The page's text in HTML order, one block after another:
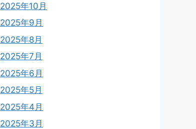
2025年10月
2025年9月
2025年8月
2025年7月
2025年6月
2025年5月
2025年4月
2025年3月